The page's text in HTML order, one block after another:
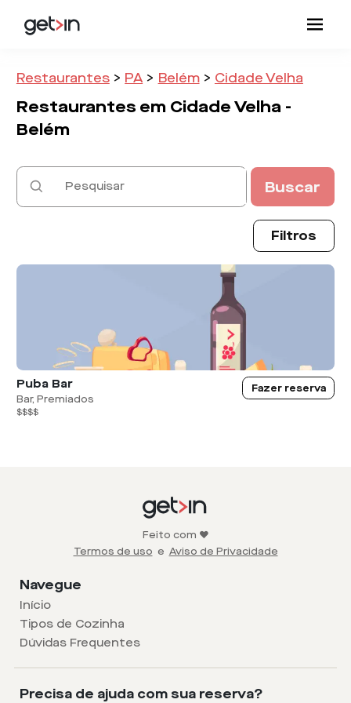
Restaurantes > PA > Belém > Cidade Velha
Restaurantes em Cidade Velha -
Belém
Buscar
Filtros
Puba Bar
Bar, Premiados
$$$$
Fazer reserva
Feito com ❤️
Termos de uso e Aviso de Privacidade
Navegue
Início
Tipos de Cozinha
Dúvidas Frequentes
Precisa de ajuda com sua reserva?